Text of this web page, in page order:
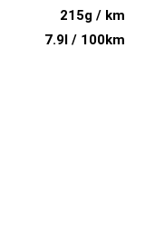
215g / km
7.9l / 100km